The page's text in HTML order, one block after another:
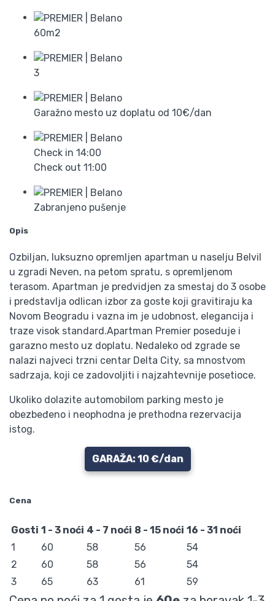
60m2
3
Garažno mesto uz doplatu od 10€/dan
Check in 14:00
Check out 11:00
Zabranjeno pušenje
Opis
Ozbiljan, luksuzno opremljen apartman u naselju Belvil
u zgradi Neven, na petom spratu, s opremljenom
terasom. Apartman je predvidjen za smestaj do 3 osobe
i predstavlja odlican izbor za goste koji gravitiraju ka
Novom Beogradu i vazna im je udobnost, elegancija i
traze visok standard.Apartman Premier poseduje i
garazno mesto uz doplatu. Nedaleko od zgrade se
nalazi najveci trzni centar Delta City, sa mnostvom
sadrzaja, koji ce zadovoljiti i najzahtevnije posetioce.
Ukoliko dolazite automobilom parking mesto je
obezbeđeno i neophodna je prethodna rezervacija
istog.
GARAŽA: 10 €/dan
Cena
Gosti 1 - 3 noći 4 - 7 noći 8 - 15 noći 16 - 31 noći
1
60 58 56
54
2
60 58 56
54
3
65 63 61 59